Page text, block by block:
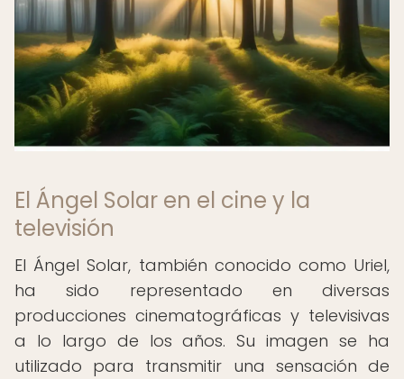
El Ángel Solar en el cine y la
televisión
El Ángel Solar, también conocido como Uriel,
ha sido representado en diversas
producciones cinematográficas y televisivas
a lo largo de los años. Su imagen se ha
utilizado para transmitir una sensación de